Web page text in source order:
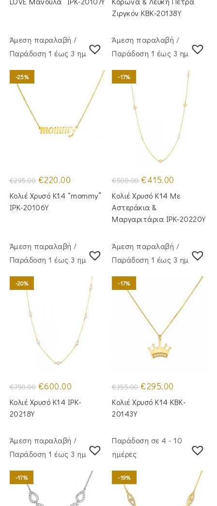
Ζιργκόν KBK-20138Y
Άμεση παραλαβή /
Παράδoση 1 έως 3 ημέρες
-25%
€295.00 Original
price
was:
€295.00.
€220.00
είναι:
Κολιέ Χρυσό Κ14 “mommy”
IPK-20106Y
Άμεση παραλαβή /
Παράδoση 1 έως 3 ημέρες
-17%
€500.00 Original
price
was:
€500.00.
€415.00
τιμή
είναι:
Κολιέ Χρυσό Κ14 Με
Αστεράκια &
Μαργαριτάρια IPK-20220Y
Άμεση παραλαβή /
Παράδoση 1 έως 3 ημέρες
-20%
€750.00 Original
price
was:
€750.00.
€600.00
τιμή
είναι:
Κολιέ Χρυσό Κ14 IPK-
20218Y
Άμεση παραλαβή /
Παράδoση 1 έως 3 ημέρες
-17%
€355.00 Original
price
was:
€355.00.
€295.00
τιμή
είναι:
Κολιέ Χρυσό Κ14 KBK-
20143Y
Άμεση παραλαβή /
Παράδoση 1 έως 3 ημέρες
-17%
Παράδοση σε 4 - 10
ημέρες
-19%